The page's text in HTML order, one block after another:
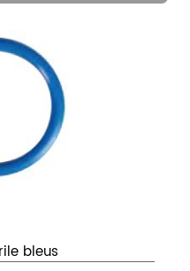
bleus